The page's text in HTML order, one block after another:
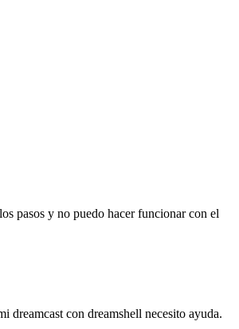
pasos y no puedo hacer funcionar con el
dreamcast con dreamshell necesito ayuda.